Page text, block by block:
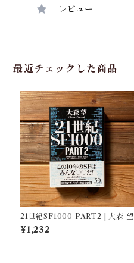
レビュー
最近チェックした商品
21世紀SF1000 PART2 | 大森 望
¥1,232